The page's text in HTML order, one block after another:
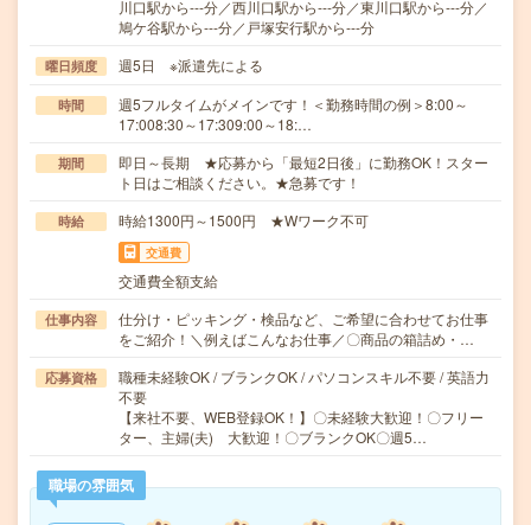
川口駅から---分／西川口駅から---分／東川口駅から---分／
鳩ケ谷駅から---分／戸塚安行駅から---分
曜日頻度 週5日 ※派遣先による
時間
週5フルタイムがメインです！＜勤務時間の例＞8:00～
17:008:30～17:309:00～18:…
期間
即日～長期 ★応募から「最短2日後」に勤務OK！スター
ト日はご相談ください。★急募です！
時給 時給1300円～1500円 ★Wワーク不可
交通費
交通費全額支給
仕事内容
仕分け・ピッキング・検品など、ご希望に合わせてお仕事
をご紹介！＼例えばこんなお仕事／〇商品の箱詰め・…
応募資格
職種未経験OK / ブランクOK / パソコンスキル不要 / 英語力
不要
【来社不要、WEB登録OK！】〇未経験大歓迎！〇フリー
ター、主婦(夫) 大歓迎！〇ブランクOK〇週5…
職場の雰囲気